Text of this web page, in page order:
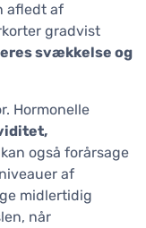
afledt af
gradvist
svækkelse og
Hormonelle
kan også forårsage
af
midlertidig
når